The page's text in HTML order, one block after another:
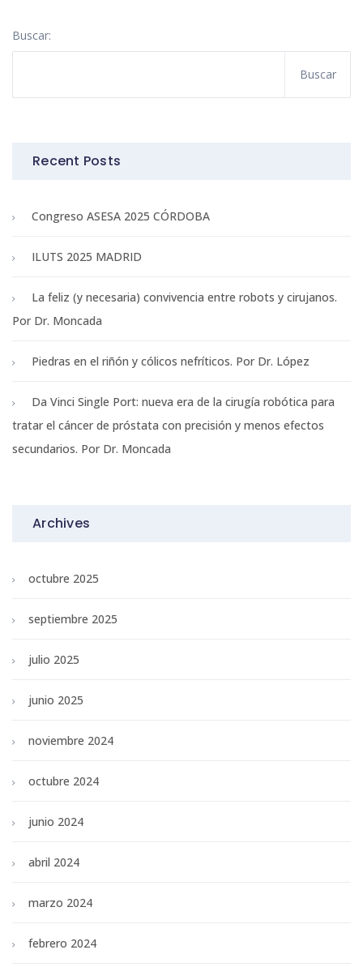
Buscar:
Recent Posts
Congreso ASESA 2025 CÓRDOBA
ILUTS 2025 MADRID
La feliz (y necesaria) convivencia entre robots y cirujanos.
Por Dr. Moncada
Piedras en el riñón y cólicos nefríticos. Por Dr. López
Da Vinci Single Port: nueva era de la cirugía robótica para
tratar el cáncer de próstata con precisión y menos efectos
secundarios. Por Dr. Moncada
Archives
octubre 2025
septiembre 2025
julio 2025
junio 2025
noviembre 2024
octubre 2024
junio 2024
abril 2024
marzo 2024
febrero 2024